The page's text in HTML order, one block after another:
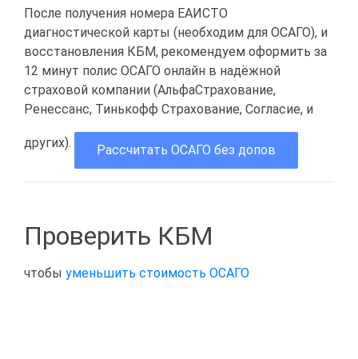
После получения номера ЕАИСТО
диагностической карты (необходим для ОСАГО), и
восстановления КБМ, рекомендуем оформить за
12 минут полис ОСАГО онлайн в надёжной
страховой компании (АльфаСтрахование,
Ренессанс, Тинькофф Страхование, Согласие, и
других). Рассчитать ОСАГО без допов
Проверить КБМ
чтобы уменьшить стоимость ОСАГО